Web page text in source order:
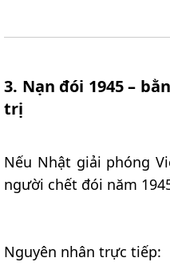
3. Nạn đói 1945 –
trị
Nếu Nhật giải phóng
người chết đói năm
Nguyên nhân trực tiếp: